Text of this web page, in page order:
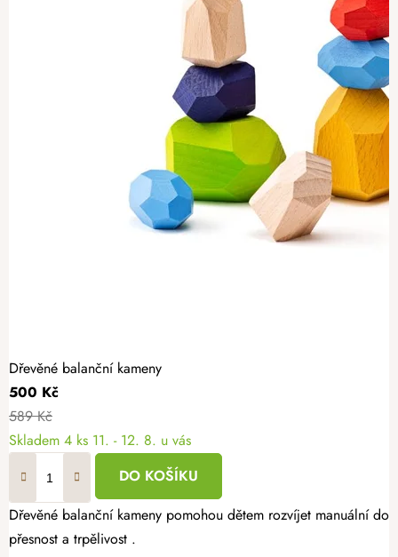
Dřevěné balanční kameny
500 Kč
589 Kč
Skladem 4 ks 11. - 12. 8. u vás
DO KOŠÍKU
Dřevěné balanční kameny pomohou dětem rozvíjet manuální
přesnost a trpělivost .